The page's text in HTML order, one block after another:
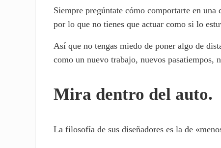
Siempre pregúntate cómo comportarte en
por lo que no tienes que actuar como si lo
Así que no tengas miedo de poner algo de
como un nuevo trabajo, nuevos pasatiempos,
Mira dentro del auto.
La filosofía de sus diseñadores es la de